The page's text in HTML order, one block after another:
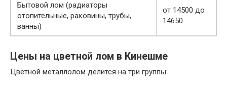
Бытовой лом (радиаторы
отопительные, раковины, трубы,
ванны)
от 14500 до
14650
Цены на цветной лом в Кинешме
Цветной металлолом делится на три группы: